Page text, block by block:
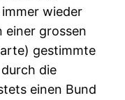
wieder
einer grossen
gestimmte
die
einen Bund